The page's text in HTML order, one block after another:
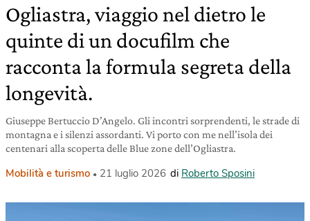
Ogliastra, viaggio nel dietro le
quinte di un docufilm che
racconta la formula segreta della
longevità.
Giuseppe Bertuccio D’Angelo. Gli incontri sorprendenti, le strade di
montagna e i silenzi assordanti. Vi porto con me nell’isola dei
centenari alla scoperta delle Blue zone dell’Ogliastra.
Mobilità e turismo 21 luglio 2026 di Roberto Sposini